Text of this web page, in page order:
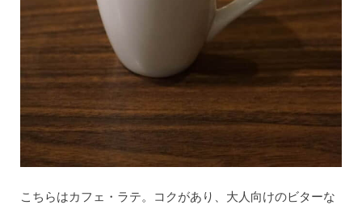
こちらはカフェ・ラテ。コクがあり、大人向けのビターな